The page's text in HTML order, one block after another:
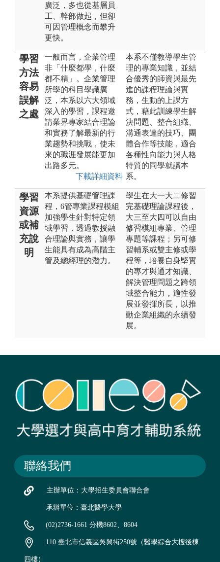
廣泛，多也從基層員
工、幹部做起，但卻
可因管理概念而攀升
更快。
學習
方法
容易
誤解
之處
一般而言，企業管理
非「什麼都學，什麼
都不精」。企業管理
所學的科目學識廣
泛，本系以六大領域
深入的學習，課程邀
請業界專家結合理論
和實務了解最新的行
業趨勢和挑戰，使未
來的職涯發展能更加
出路多元。
下載詳細資料
本系不僅教導學生管
理的專業知識，並結
合優秀的師資與最先
進的課程理論與實
務，生動的上課方
式，藉此訓練學生解
決問題、整合組織、
溝通表達的技巧、團
體合作等技能，適合
各種性向能力與人格
特質的同學就讀本
系。
學習
資源
或補
充說
明
本系提供基礎管理課
程，6管專業課程模組
加強學生針對特定領
域學習，透過教授融
合理論與實務，讓學
生能具有成為高階主
管及總經理的潛力。
學生在大一大二修習
完基礎理論課程後，
大三至大四可以自由
修習模組專業、管理
專題等課程；另可修
習輔系或雙主修或學
程等，培養自身堅實
的專才與通才知識、
解決管理問題之跨領
域整合能力，適性發
展並發揮所長，以推
動企業組織的永續發
展。
聯絡我們
主辦單位：大學招生委員會聯合會
承辦單位：臺北醫學大學
(02)2736-1661 分機8602、8604
110 臺北市信義區吳興街250號（醫學綜合大樓後棟
四樓）